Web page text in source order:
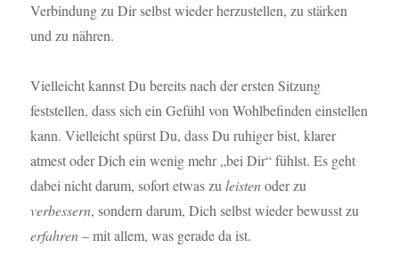
Verbindung zu Dir selbst wieder herzustellen, zu stärken
und zu nähren.
Vielleicht kannst Du bereits nach der ersten Sitzung
feststellen, dass sich ein Gefühl von Wohlbefinden einstellen
kann. Vielleicht spürst Du, dass Du ruhiger bist, klarer
atmest oder Dich ein wenig mehr „bei Dir“ fühlst. Es geht
dabei nicht darum, sofort etwas zuleistenoder zu
verbessern, sondern darum, Dich selbst wieder bewusst zu
erfahren– mit allem, was gerade da ist.